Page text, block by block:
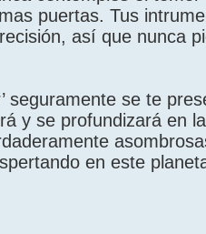
puertas. Tus
así que nunca
seguramente se te
y se profundizará en
en este